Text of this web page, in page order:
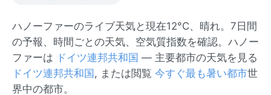
ハノーファーのライブ天気と現在12°C、晴れ。7日間
の予報、時間ごとの天気、空気質指数を確認。ハノー
ファーは ドイツ連邦共和国 — 主要都市の天気を見る
ドイツ連邦共和国 , または閲覧 今すぐ最も暑い都市世
界中の都市。